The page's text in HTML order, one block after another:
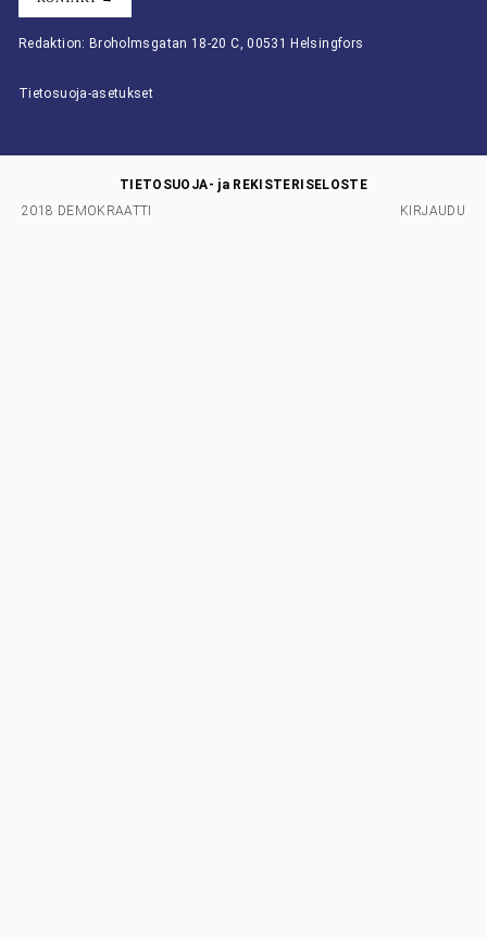
Redaktion: Broholmsgatan 18-20 C, 00531 Helsingfors
Tietosuoja-asetukset
2018 DEMOKRAATTI
TIETOSUOJA- ja REKISTERISELOSTE
KIRJAUDU